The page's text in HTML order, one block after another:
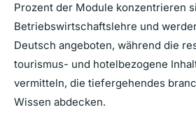
Prozent der Module konzentrieren
Betriebswirtschaftslehre und
Deutsch angeboten, während die
tourismus- und hotelbezogene
vermitteln, die tiefergehendes
Wissen abdecken.